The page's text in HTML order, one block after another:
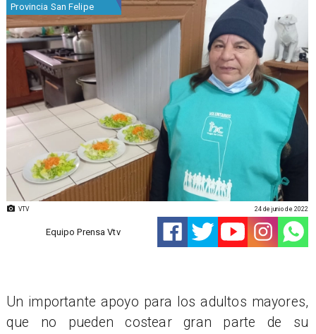
VTV
Provincia San Felipe
Equipo Prensa Vtv
24 de junio de 2022
Un importante apoyo para los adultos mayores,
que no pueden costear gran parte de su